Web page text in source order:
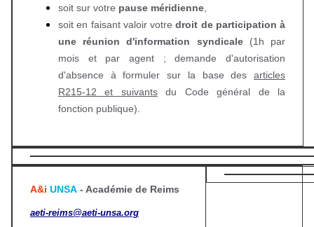
soit sur votre pause méridienne
soit en faisant valoir votre droit de participation à
une réunion d'information syndicale
(1h par
mois et par agent ; demande d'autorisation
d'absence à formuler sur la base des
articles
R215-12 et suivants
du Code général de la
fonction publique).
A&i UNSA - Académie de Reims
aeti-reims@aeti-unsa.org